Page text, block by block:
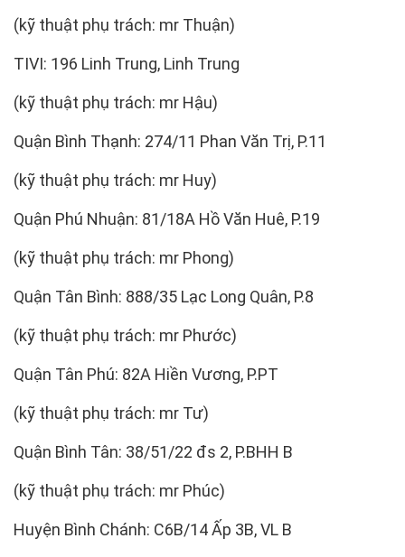
(kỹ thuật phụ trách: mr Thuận)
TIVI: 196 Linh Trung, Linh Trung
(kỹ thuật phụ trách: mr Hậu)
Quận Bình Thạnh: 274/11 Phan Văn Trị, P.11
(kỹ thuật phụ trách: mr Huy)
Quận Phú Nhuận: 81/18A Hồ Văn Huê, P.19
(kỹ thuật phụ trách: mr Phong)
Quận Tân Bình: 888/35 Lạc Long Quân, P.8
(kỹ thuật phụ trách: mr Phước)
Quận Tân Phú: 82A Hiền Vương, P.PT
(kỹ thuật phụ trách: mr Tư)
Quận Bình Tân: 38/51/22 đs 2, P.BHH B
(kỹ thuật phụ trách: mr Phúc)
Huyện Bình Chánh: C6B/14 Ấp 3B, VL B